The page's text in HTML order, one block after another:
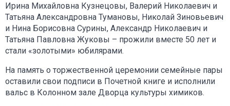
Ирина Михайловна Кузнецовы, Валерий Николаевич и
Татьяна Александровна Тумановы, Николай Зиновьевич
и Нина Борисовна Сурины, Александр Николаевич и
Татьяна Павловна Жуковы – прожили вместе 50 лет и
стали «золотыми» юбилярами.
На память о торжественной церемонии семейные пары
оставили свои подписи в Почетной книге и исполнили
вальс в Колонном зале Дворца культуры химиков.